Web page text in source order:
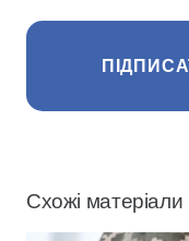
Схожі матеріали